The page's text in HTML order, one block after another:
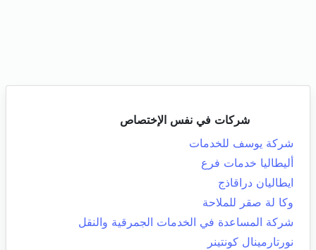
شركات في نفس الإختصاص
شركة يوسف للخدمات
أليطاليا خدمات فرع
ايطاليان دراقاذج
وكا لة صقر للملاحة
شركة المساعدة في الخدمات الجمرقية والنقل
نورتارمينال كونتينر